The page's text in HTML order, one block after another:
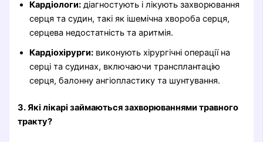
Кардіологи: діагностують і лікують захворювання
серця та судин, такі як ішемічна хвороба серця,
серцева недостатність та аритмія.
Кардіохірурги: виконують хірургічні операції на
серці та судинах, включаючи трансплантацію
серця, балонну ангіопластику та шунтування.
3. Які лікарі займаються захворюваннями травного
тракту?